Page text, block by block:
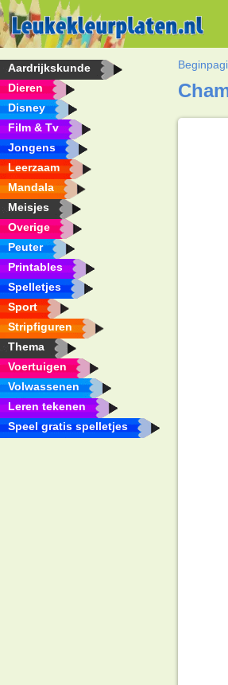
Aardrijkskunde
Dieren
Disney
Film & Tv
Jongens
Leerzaam
Mandala
Meisjes
Overige
Peuter
Printables
Spelletjes
Sport
Stripfiguren
Thema
Voertuigen
Volwassenen
Leren tekenen
Speel gratis spelletjes